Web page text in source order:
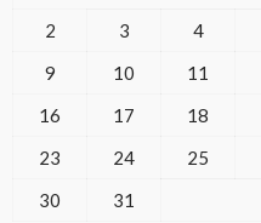
2
3 4
9
10 11
16
17 18
23
24 25
30
31